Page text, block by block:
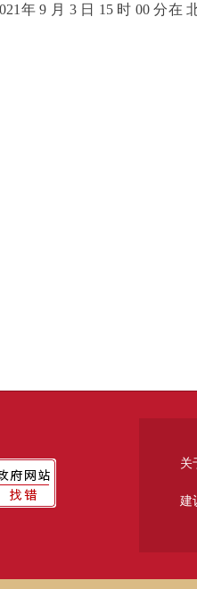
年 9 月 3 日 15 时 00 分
关
建